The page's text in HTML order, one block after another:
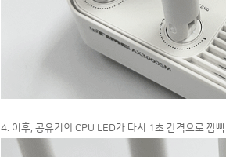
4. 이후, 공유기의 CPU LED가 다시 1초 간격으로 깜